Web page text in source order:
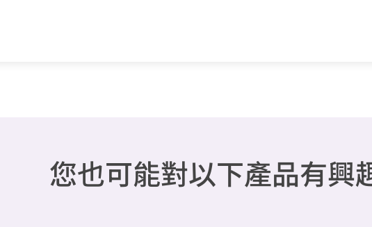
您也可能對以下產品有興